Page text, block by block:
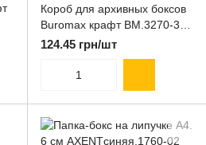
Короб для архивных боксов
Buromax крафт BM.3270-34
(560х380х265мм)
124.45 грн/шт